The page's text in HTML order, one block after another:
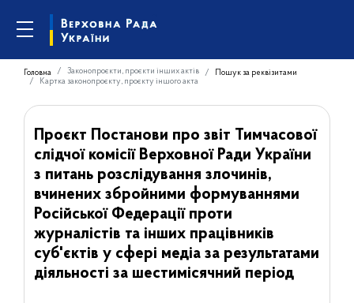
Головна Законопроєкти, проєкти інших актів
Пошук за реквізитами
Картка законопроєкту, проєкту іншого акта
Проєкт Постанови про звіт Тимчасової
слідчої комісії Верховної Ради України
з питань розслідування злочинів,
вчинених збройними формуваннями
Російської Федерації проти
журналістів та інших працівників
суб'єктів у сфері медіа за результатами
діяльності за шестимісячний період